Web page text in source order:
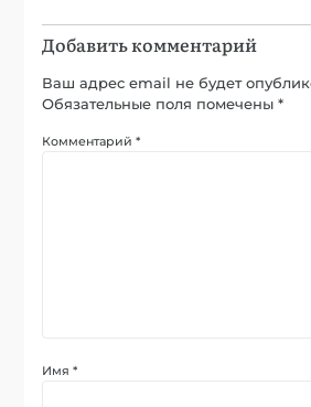
Добавить комментарий
Ваш адрес email не будет
Обязательные поля помечены*
Комментарий*
Имя*